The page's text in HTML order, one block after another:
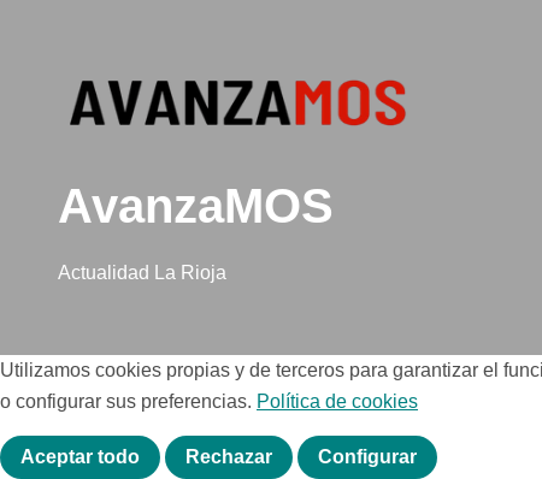
AvanzaMOS
Actualidad La Rioja
Utilizamos cookies propias y de terceros para garantizar el
o configurar sus preferencias. Política de cookies
Aceptar todo Rechazar Configurar